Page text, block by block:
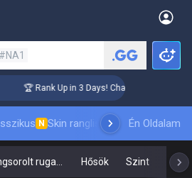
#NA1
🏆 Rank Up in 3 Days! Challenger Coaching
N Skin ranglistaVezetőlistákPro
Én Oldalam
Hősök Szint